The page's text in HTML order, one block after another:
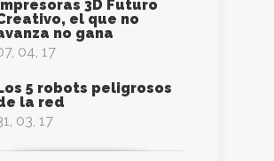
Impresoras 3D Futuro
el que no
no gana
04, 17
Los 5 robots peligrosos
la red
03, 17